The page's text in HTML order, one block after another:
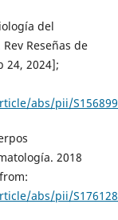
del
Reseñas de
24, 2024];
abs/pii/
2018
abs/pii/